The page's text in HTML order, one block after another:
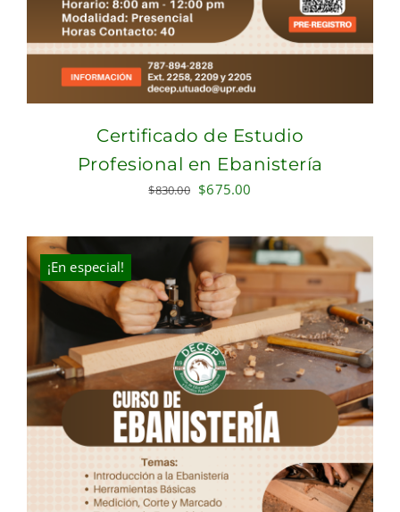
Certificado de Estudio
Profesional en Ebanistería
$830.00 Original
was:
$830.00.
$675.00
is:
$675.00.
¡En especial!